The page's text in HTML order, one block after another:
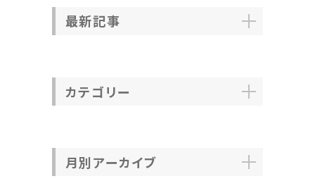
最新記事
カテゴリー
月別アーカイブ